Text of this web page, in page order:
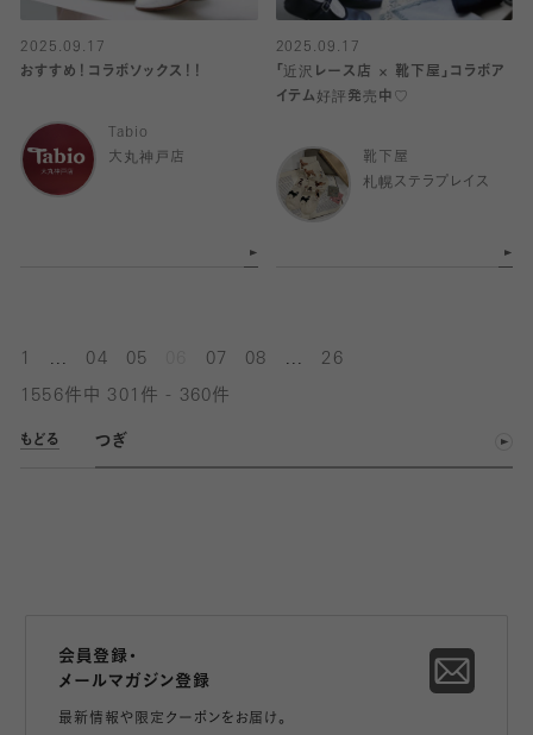
2025.09.17
おすすめ！コラボソックス！！
Tabio
大丸神戸店
2025.09.17
「近沢レース店 × 靴下屋」コラボア
イテム好評発売中♡
靴下屋
札幌ステラプレイス
04 05 07 08 26
1556件中 301件 - 360件
もどる つぎ
会員登録・
メールマガジン登録
最新情報や限定クーポンをお届け。